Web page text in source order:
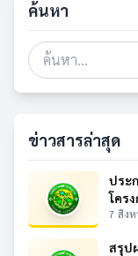
ค้นหา
ข่าวสารล่าสุด
ประ
โคร
7 สิง
สรุป